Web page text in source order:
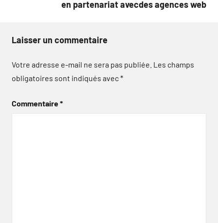
en partenariat avecdes agences web
Laisser un commentaire
Votre adresse e-mail ne sera pas publiée. Les champs
obligatoires sont indiqués avec*
Commentaire*